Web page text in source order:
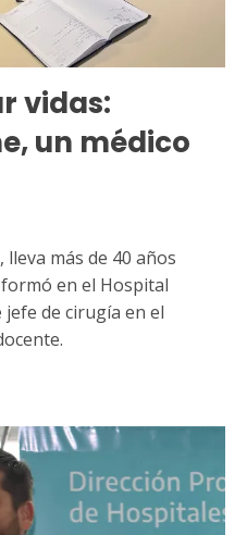
vidas:
un médico
lleva más de 40 años
en el Hospital
de cirugía en el